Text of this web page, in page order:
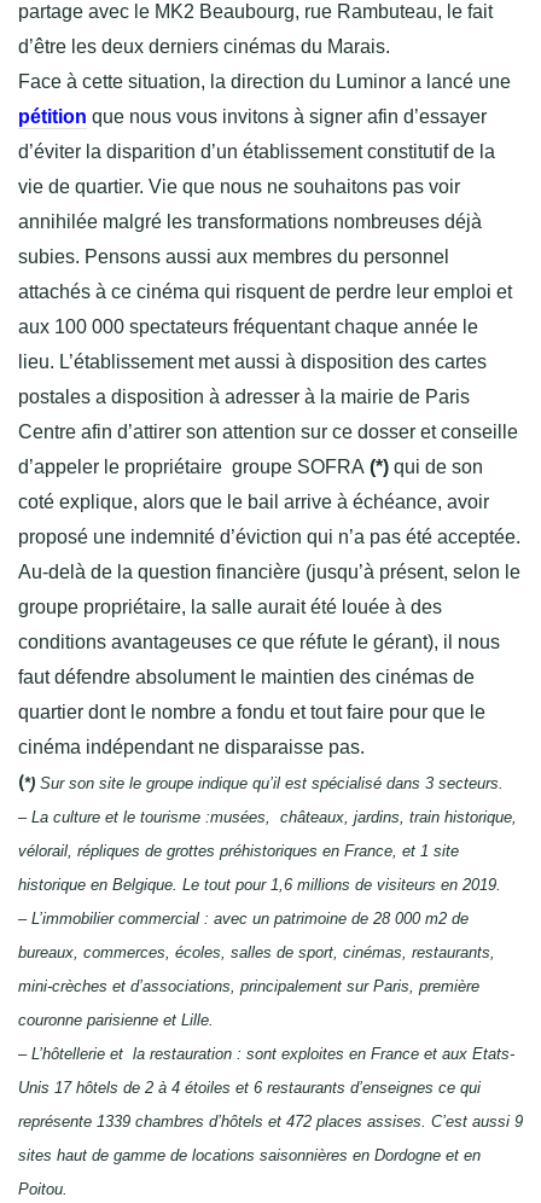
partage avec le MK2 Beaubourg, rue Rambuteau, le fait
d’être les deux derniers cinémas du Marais.
Face à cette situation, la direction du Luminor a lancé une
pétition que nous vous invitons à signer afin d’essayer
d’éviter la disparition d’un établissement constitutif de la
vie de quartier. Vie que nous ne souhaitons pas voir
annihilée malgré les transformations nombreuses déjà
subies. Pensons aussi aux membres du personnel
attachés à ce cinéma qui risquent de perdre leur emploi et
aux 100 000 spectateurs fréquentant chaque année le
lieu. L’établissement met aussi à disposition des cartes
postales a disposition à adresser à la mairie de Paris
Centre afin d’attirer son attention sur ce dosser et conseille
d’appeler le propriétaire groupe SOFRA (*) qui de son
coté explique, alors que le bail arrive à échéance, avoir
proposé une indemnité d’éviction qui n’a pas été acceptée.
Au-delà de la question financière (jusqu’à présent, selon le
groupe propriétaire, la salle aurait été louée à des
conditions avantageuses ce que réfute le gérant), il nous
faut défendre absolument le maintien des cinémas de
quartier dont le nombre a fondu et tout faire pour que le
cinéma indépendant ne disparaisse pas.
(*) Sur son site le groupe indique qu’il est spécialisé dans 3 secteurs.
– La culture et le tourisme :musées, châteaux, jardins, train historique,
vélorail, répliques de grottes préhistoriques en France, et 1 site
historique en Belgique. Le tout pour 1,6 millions de visiteurs en 2019.
– L’immobilier commercial : avec un patrimoine de 28 000 m2 de
bureaux, commerces, écoles, salles de sport, cinémas, restaurants,
mini-crèches et d’associations, principalement sur Paris, première
couronne parisienne et Lille.
– L’hôtellerie et la restauration : sont exploites en France et aux Etats-
Unis 17 hôtels de 2 à 4 étoiles et 6 restaurants d’enseignes ce qui
représente 1339 chambres d’hôtels et 472 places assises. C’est aussi 9
sites haut de gamme de locations saisonnières en Dordogne et en
Poitou.